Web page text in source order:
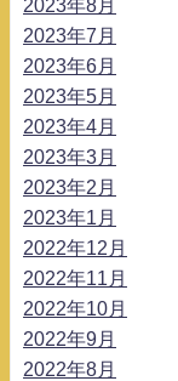
2023年8月
2023年7月
2023年6月
2023年5月
2023年4月
2023年3月
2023年2月
2023年1月
2022年12月
2022年11月
2022年10月
2022年9月
2022年8月